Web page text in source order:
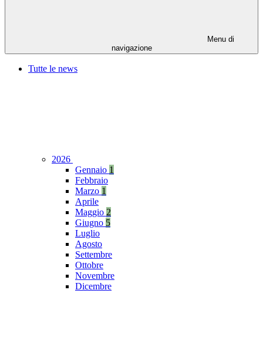
Menu di
navigazione
Tutte le news
2026
Gennaio 1
Febbraio
Marzo 1
Aprile
Maggio 2
Giugno 5
Luglio
Agosto
Settembre
Ottobre
Novembre
Dicembre